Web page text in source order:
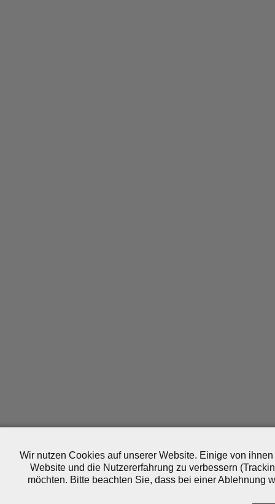
Wir nutzen Cookies auf unserer Website. Einige von
Website und die Nutzererfahrung zu verbessern
möchten. Bitte beachten Sie, dass bei einer Ablehnung